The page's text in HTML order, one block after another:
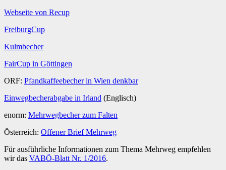
Webseite von Recup
FreiburgCup
Kulmbecher
FairCup in Göttingen
ORF: Pfandkaffeebecher in Wien denkbar
Einwegbecherabgabe in Irland (Englisch)
enorm: Mehrwegbecher zum Falten
Österreich: Offener Brief Mehrweg
Für ausführliche Informationen zum Thema Mehrweg empfehlen
wir das VABÖ-Blatt Nr. 1/2016.